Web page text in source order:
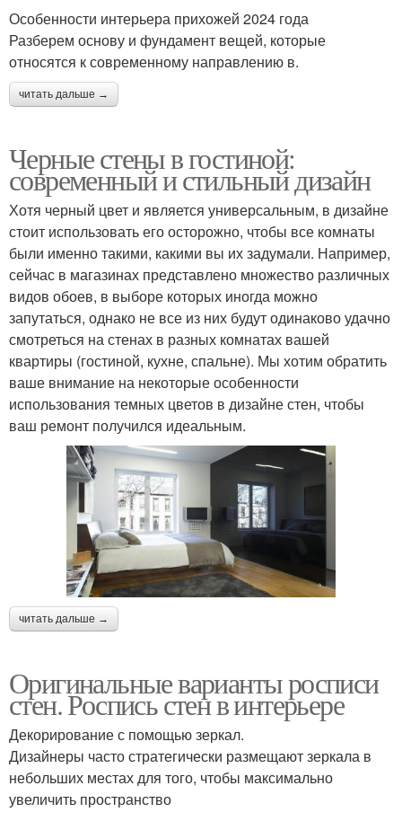
Особенности интерьера прихожей 2024 года
Разберем основу и фундамент вещей, которые
относятся к современному направлению в.
читать дальше →
Черные стены в гостиной:
современный и стильный дизайн
Хотя черный цвет и является универсальным, в дизайне
стоит использовать его осторожно, чтобы все комнаты
были именно такими, какими вы их задумали. Например,
сейчас в магазинах представлено множество различных
видов обоев, в выборе которых иногда можно
запутаться, однако не все из них будут одинаково удачно
смотреться на стенах в разных комнатах вашей
квартиры (гостиной, кухне, спальне). Мы хотим обратить
ваше внимание на некоторые особенности
использования темных цветов в дизайне стен, чтобы
ваш ремонт получился идеальным.
читать дальше →
Оригинальные варианты росписи
стен. Роспись стен в интерьере
Декорирование с помощью зеркал.
Дизайнеры часто стратегически размещают зеркала в
небольших местах для того, чтобы максимально
увеличить пространство